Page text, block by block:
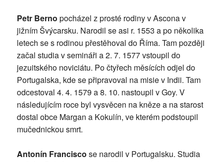
Petr Berno pocházel z prosté rodiny v Ascona v
jižním Švýcarsku. Narodil se asi r. 1553 a po několika
letech se s rodinou přestěhoval do Říma. Tam později
začal studia v semináři a 2. 7. 1577 vstoupil do
jezuitského noviciátu. Po čtyřech měsících odjel do
Portugalska, kde se připravoval na misie v Indii. Tam
odcestoval 4. 4. 1579 a 8. 10. nastoupil v Goy. V
následujícím roce byl vysvěcen na kněze a na starost
dostal obce Margan a Kokulín, ve kterém podstoupil
mučednickou smrt.
Antonín Francisco se narodil v Portugalsku. Studia